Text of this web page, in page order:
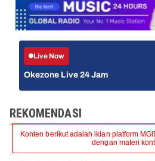
Live Now
Okezone Live 24 Jam